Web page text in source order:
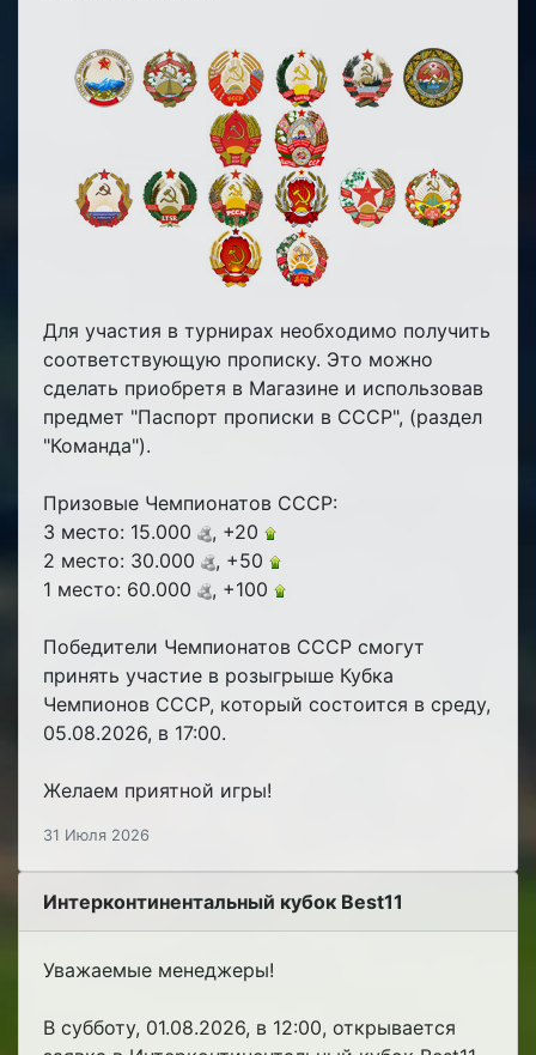
Для участия в турнирах необходимо получить
соответствующую прописку. Это можно
сделать приобретя в Магазине и использовав
предмет "Паспорт прописки в СССР", (раздел
"Команда").
Призовые Чемпионатов СССР:
3 место: 15.000
, +20
2 место: 30.000
, +50
1 место: 60.000
, +100
Победители Чемпионатов СССР смогут
принять участие в розыгрыше Кубка
Чемпионов СССР, который состоится в среду,
05.08.2026, в 17:00.
Желаем приятной игры!
31 Июля 2026
Интерконтинентальный кубок Best11
Уважаемые менеджеры!
В субботу, 01.08.2026, в 12:00, открывается